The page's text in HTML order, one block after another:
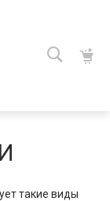
такие виды